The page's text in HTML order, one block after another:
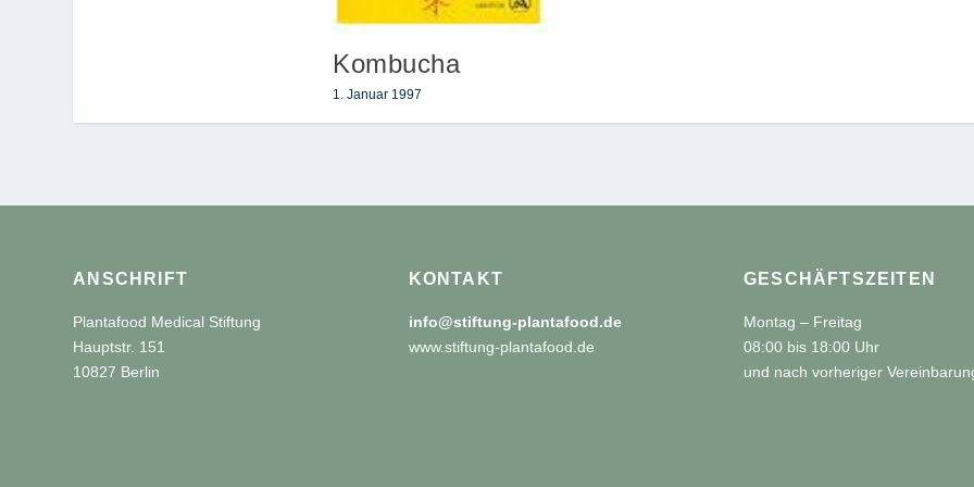
Kombucha
1. Januar 1997
ANSCHRIFT
Plantafood Medical Stiftung
Hauptstr. 151
10827 Berlin
KONTAKT
info@stiftung-plantafood.de
www.stiftung-plantafood.de
GESCHÄFTSZEITEN
Montag – Freitag
08:00 bis 18:00 Uhr
und nach vorheriger